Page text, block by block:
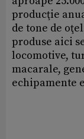
producţie
de tone de
produse aici
locomotive,
macarale,
echipamente